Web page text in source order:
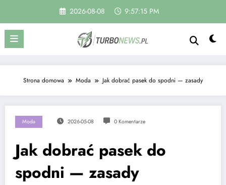
content
2026-08-08 9:57:16 PM
Strona domowa Moda Jak dobrać pasek do spodni — zasady
Moda 2026-05-08 0 Komentarze
Jak dobrać pasek do
spodni — zasady